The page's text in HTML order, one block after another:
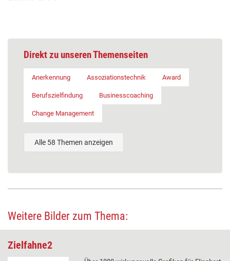
Direkt zu unseren Themenseiten
Anerkennung Assoziationstechnik Award
Berufszielfindung Businesscoaching
Change Management
Alle 58 Themen anzeigen
Weitere Bilder zum Thema:
Zielfahne2